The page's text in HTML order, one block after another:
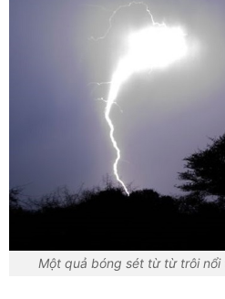
Một quả bóng sét từ từ trôi nổi